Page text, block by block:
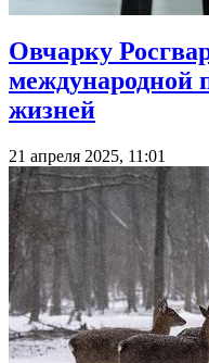
Овчарку
международной
жизней
21 апреля 2025, 11:01